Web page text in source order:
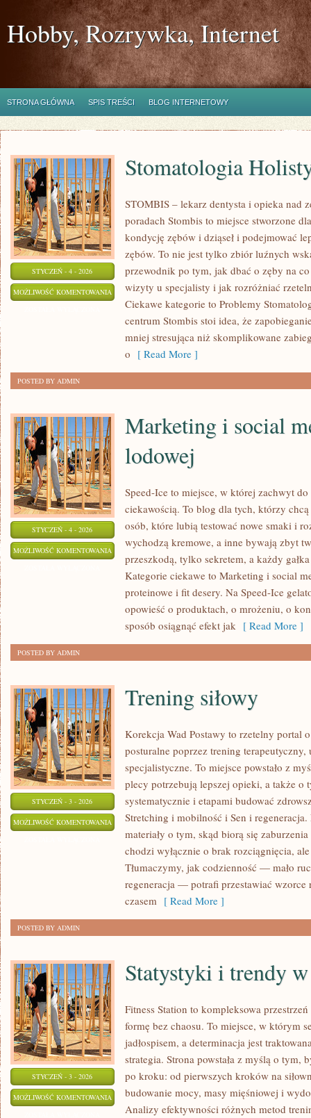
Hobby, Rozrywka, Internet
STRONA GŁÓWNA SPIS TREŚCI BLOG INTERNETOWY
STYCZEŃ - 4 - 2026
MOŻLIWOŚĆ KOMENTOWANIA STOMATOLOGIA
HOLISTYCZNA
Stomatologia
STOMBIS – lekarz dentysta i opieka nad
poradach Stombis to miejsce stworzone
kondycję zębów i dziąseł i podejmować
zębów. To nie jest tylko zbiór luźnych
przewodnik po tym, jak dbać o zęby na
wizyty u specjalisty i jak rozróżniać
Ciekawe kategorie to Problemy
centrum Stombis stoi idea, że
mniej stresująca niż skomplikowane
o [ Read More ]
POSTED BY ADMIN
STYCZEŃ - 4 - 2026
MOŻLIWOŚĆ KOMENTOWANIA MARKETING
Marketing i social
lodowej
Speed-Ice to miejsce, w której zachwyt
ciekawością. To blog dla tych, którzy
osób, które lubią testować nowe smaki i
wychodzą kremowe, a inne bywają zbyt
przeszkodą, tylko sekretem, a każdy
Kategorie ciekawe to Marketing i social
proteinowe i fit desery. Na Speed-Ice
opowieść o produktach, o mrożeniu, o
sposób osiągnąć efekt jak [ Read More ]
POSTED BY ADMIN
STYCZEŃ - 3 - 2026
MOŻLIWOŚĆ KOMENTOWANIA TRENING
SIŁOWY
Trening siłowy
Korekcja Wad Postawy to rzetelny portal
posturalne poprzez trening
specjalistyczne. To miejsce powstało z
plecy potrzebują lepszej opieki, a także o
systematycznie i etapami budować
Stretching i mobilność i Sen i
materiały o tym, skąd biorą się
chodzi wyłącznie o brak rozciągnięcia,
Tłumaczymy, jak codzienność — mało
regeneracja — potrafi przestawiać wzorce
czasem [ Read More ]
POSTED BY ADMIN
STYCZEŃ - 3 - 2026
MOŻLIWOŚĆ KOMENTOWANIA STATYSTYKI
Statystyki i trendy
Fitness Station to kompleksowa
formę bez chaosu. To miejsce, w którym
jadłospisem, a determinacja jest
strategia. Strona powstała z myślą o
po kroku: od pierwszych kroków na
budowanie mocy, masy mięśniowej i
Analizy efektywności różnych metod